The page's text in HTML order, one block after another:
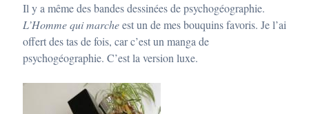
Il y a même des bandes dessinées de psychogéographie.
L’Homme qui marcheest un de mes bouquins favoris. Je l’ai
offert des tas de fois, car c’est un manga de
psychogéographie. C’est la version luxe.